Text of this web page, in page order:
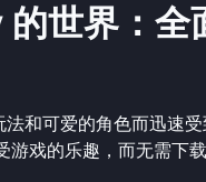
世界：全
和可爱的角色而迅速
游戏的乐趣，而无需下